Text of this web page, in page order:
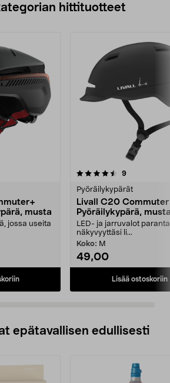
hittituotteet
musta
jossa useita
9arvostelut
Pyöräilykypärät
Livall C20
Pyöräilykypärä,
LED- ja jarruvalot
näkyvyyttäsi li...
Koko: M
49,00
Lisää ostoskoriin
4.5 viidestä
epätavallisen edullisesti